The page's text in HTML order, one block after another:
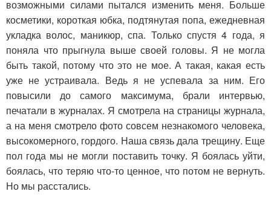
возможными силами пытался изменить меня. Больше
косметики, короткая юбка, подтянутая попа, ежедневная
укладка волос, маникюр, спа. Только спустя 4 года, я
поняла что прыгнула выше своей головы. Я не могла
быть такой, потому что это не мое. А такая, какая есть
уже не устраивала. Ведь я не успевала за ним. Его
повысили до самого максимума, брали интервью,
печатали в журналах. Я смотрела на страницы журнала,
а на меня смотрело фото совсем незнакомого человека,
высокомерного, гордого. Наша связь дала трещину. Еще
пол года мы не могли поставить точку. Я боялась уйти,
боялась, что теряю что-то ценное, что потом не вернуть.
Но мы расстались.